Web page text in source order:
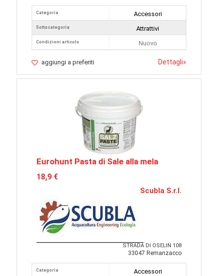
Categoria
Sottocategoria
Condizioni articolo
Accessori
Attrattivi
Nuovo
aggiungi a preferiti Dettagli»
Eurohunt Pasta di Sale alla mela
18,9 €
Scubla S.r.l.
STRADA DI OSELIN 108
33047 Remanzacco
Categoria
Accessori